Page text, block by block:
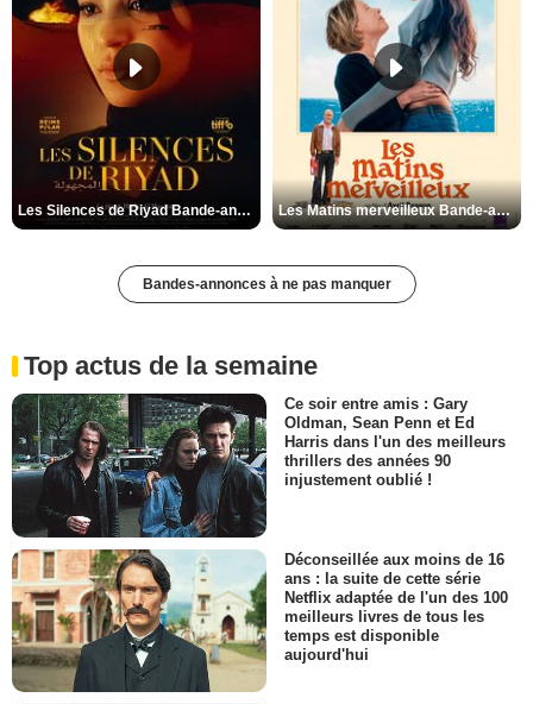
Les Silences de Riyad Bande-annonce VO STFR Les Matins merveilleux Bande-annonce VF
Bandes-annonces à ne pas manquer
Top actus de la semaine
Ce soir entre amis : Gary
Oldman, Sean Penn et Ed
Harris dans l'un des meilleurs
thrillers des années 90
injustement oublié !
Déconseillée aux moins de 16
ans : la suite de cette série
Netflix adaptée de l'un des 100
meilleurs livres de tous les
temps est disponible
aujourd'hui